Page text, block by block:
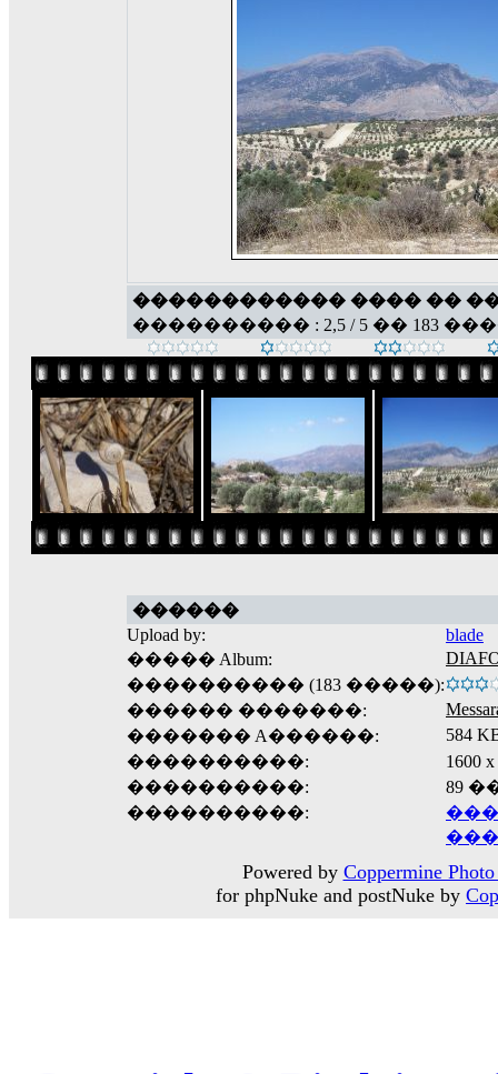
������������ ���� ��
���������� : 2,5 / 5 �� 183
������
Upload by:
blade
����� Album:
���������� (183 �����):
������ �������:
������� A������:
584
����������:
1600
����������:
89
����������:
Powered by Coppermine
for phpNuke and postNuke by